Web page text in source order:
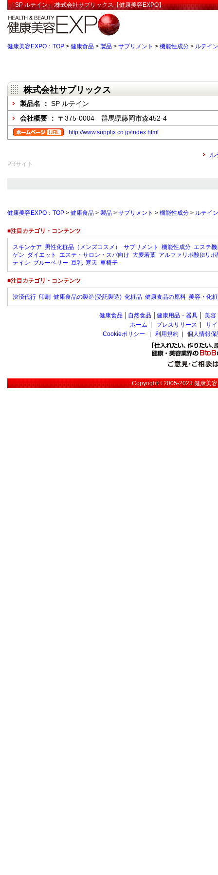
「SP ルテイン」:株式会社サプリックス【健康美容EXPO】
健康美容EXPO：TOP > 健康食品 > 製品 > サプリメント > 機能性成分 > ルテイン
株式会社サプリックス
製品名 ： SP ルテイン
会社概要 ： 〒375-0004 群馬県藤岡市森452-4
http://www.supplix.co.jp/index.html
PRサイト
健康美容EXPO：TOP > 健康食品 > 製品 > サプリメント > 機能性成分 > ルテイン
■注目カテゴリ・コンテンツ
スキンケア 男性化粧品（メンズコスメ） サプリメント 機能性成分 エステ
ゲン ダイエット エステ・サロン・スパ向け 大麦若葉 アルファリポ酸(αリポ
テイン ブルーベリー 豆乳 寒天 車椅子
■注目カテゴリ・コンテンツ
決済代行 印刷 健康食品の製造(受託製造) 化粧品 健康食品の原料 美容・化
健康食品 自然食品 健康用品・器具 美容
ホーム
プレスリリース
サ
Cookieポリシー
利用規約 個人情報
Copyright© 2005-2023健康美